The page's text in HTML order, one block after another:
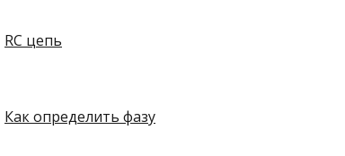
RC цепь
Как определить фазу